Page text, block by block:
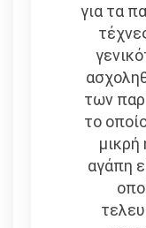
για τα
των
το
μικρή
αγάπη